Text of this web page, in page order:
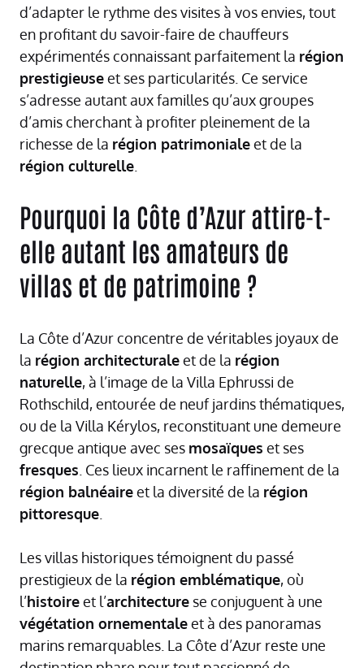
d’adapter le rythme des visites à vos envies, tout
en profitant du savoir-faire de chauffeurs
expérimentés connaissant parfaitement la région
prestigieuseet ses particularités. Ce service
s’adresse autant aux familles qu’aux groupes
d’amis cherchant à profiter pleinement de la
richesse de la région patrimonialeet de la
région culturelle
Pourquoi la Côte d’Azur attire-t-
elle autant les amateurs de
villas et de patrimoine ?
La Côte d’Azur concentre de véritables joyaux de
la région architecturaleet de la région
naturelle, à l’image de la Villa Ephrussi de
Rothschild, entourée de neuf jardins thématiques,
ou de la Villa Kérylos, reconstituant une demeure
grecque antique avec ses mosaïques et ses
fresques . Ces lieux incarnent le raffinement de la
région balnéaireet la diversité de la région
pittoresque
Les villas historiques témoignent du passé
prestigieux de la région emblématique, où
l’histoireet l’architecture se conjuguent à une
végétation ornementaleet à des panoramas
marins remarquables. La Côte d’Azur reste une